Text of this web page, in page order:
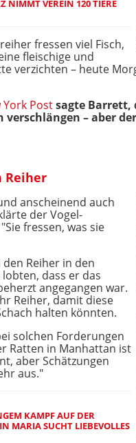
VEREIN 120 TIERE W
fressen viel Fisch,
fleischige und
verzichten – heute
York Postsagte Barrett,
verschlängen – aber
Reiher
anscheinend auch
der Vogel-
fressen, was sie
Reiher in den
dass er das
angegangen war.
Reiher, damit diese
halten könnten.
solchen Forderungen
Ratten in Manhattan ist
aber Schätzungen
aus."
KAMPF AUF DER
MARIA SUCHT LIEBEVOLLES Z